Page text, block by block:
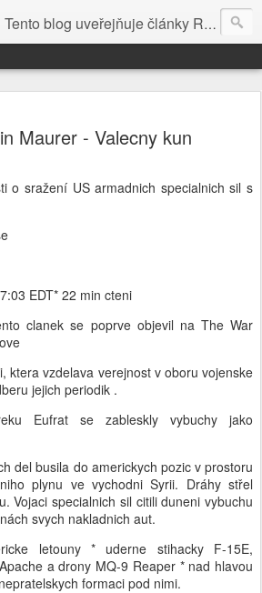
Tento blog uveřejňuje články Ross Hedvíčka v češtině (pokud budu mit naladu) - s editacni pomoci Ludvika Dedika.
Maurer - Valecny kun
o sražení US armadnich specialnich sil s
EDT* 22 min cteni
clanek se poprve objevil na The War
ktera vzdelava verejnost v oboru vojenske
jejich periodik .
Eufrat se zableskly vybuchy jako
del busila do americkych pozic v prostoru
plynu ve vychodni Syrii. Dráhy střel
Vojaci specialnich sil citili duneni vybuchu
svych nakladnich aut.
letouny * uderne stihacky F-15E,
a drony MQ-9 Reaper * nad hlavou
formaci pod nimi.